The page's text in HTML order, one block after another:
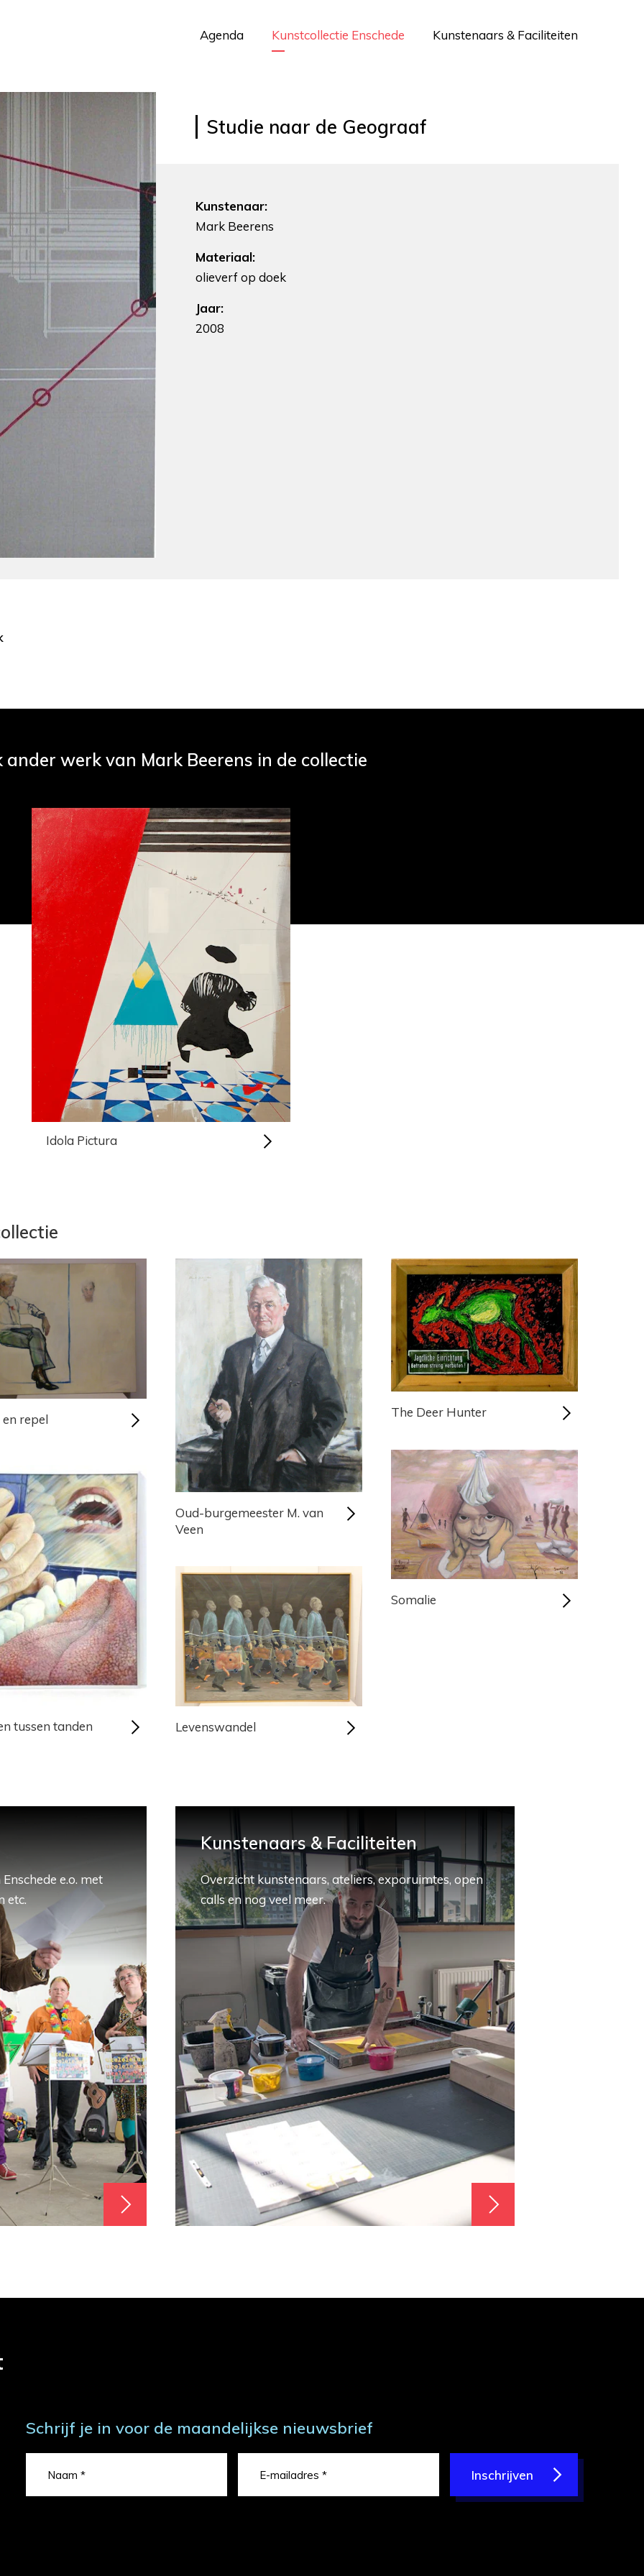
Agenda Kunstcollectie Enschede Kunstenaars & Faciliteiten
Studie naar de Geograaf
Kunstenaar:
Mark Beerens
Materiaal:
olieverf op doek
Jaar:
2008
ander werk van Mark Beerens in de collectie
Idola Pictura
repel
Oud-burgemeester M. van
Veen
The Deer Hunter
tussen tanden Levenswandel
Somalie
e.o. met
etc.
Kunstenaars & Faciliteiten
Overzicht kunstenaars, ateliers, exporuimtes, open
calls en nog veel meer.
Schrijf je in voor de maandelijkse nieuwsbrief
Inschrijven